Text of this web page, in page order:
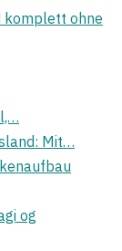
komplett ohne
Mit…
og